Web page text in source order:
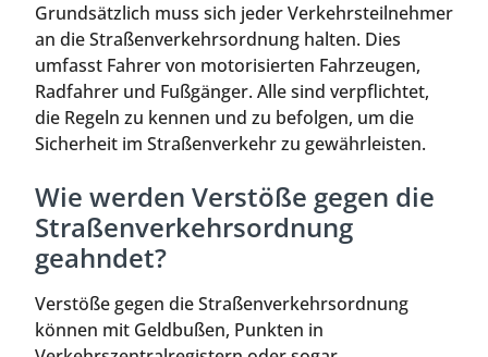
Grundsätzlich muss sich jeder Verkehrsteilnehmer
an die Straßenverkehrsordnung halten. Dies
umfasst Fahrer von motorisierten Fahrzeugen,
Radfahrer und Fußgänger. Alle sind verpflichtet,
die Regeln zu kennen und zu befolgen, um die
Sicherheit im Straßenverkehr zu gewährleisten.
Wie werden Verstöße gegen die
Straßenverkehrsordnung
geahndet?
Verstöße gegen die Straßenverkehrsordnung
können mit Geldbußen, Punkten in